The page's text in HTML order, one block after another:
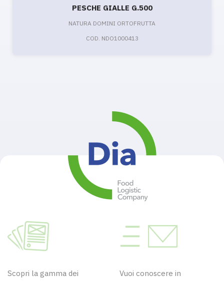
PESCHE GIALLE G.500
NATURA DOMINI ORTOFRUTTA
COD. NDO1000413
Scopri la gamma dei
Vuoi conoscere in